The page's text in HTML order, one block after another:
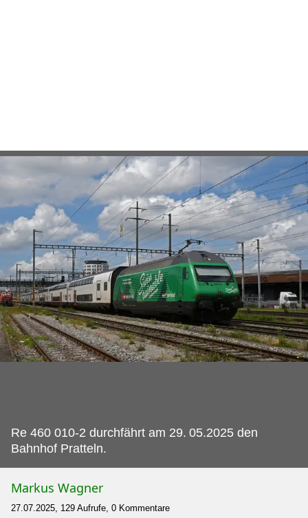
Re 460 010-2 durchfährt am 29. 05.2025 den
Bahnhof Pratteln.
Markus Wagner
27.07.2025, 129 Aufrufe, 0 Kommentare